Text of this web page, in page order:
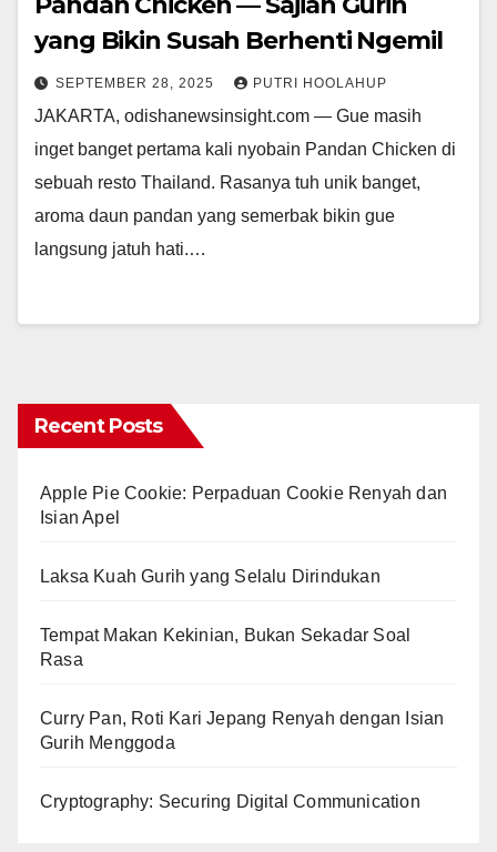
yang Bikin Susah Berhenti Ngemil
SEPTEMBER 28, 2025 PUTRI HOOLAHUP
JAKARTA, odishanewsinsight.com — Gue masih
inget banget pertama kali nyobain Pandan Chicken di
sebuah resto Thailand. Rasanya tuh unik banget,
aroma daun pandan yang semerbak bikin gue
langsung jatuh hati.…
Recent Posts
Apple Pie Cookie: Perpaduan Cookie Renyah dan
Isian Apel
Laksa Kuah Gurih yang Selalu Dirindukan
Tempat Makan Kekinian, Bukan Sekadar Soal
Rasa
Curry Pan, Roti Kari Jepang Renyah dengan Isian
Gurih Menggoda
Cryptography: Securing Digital Communication